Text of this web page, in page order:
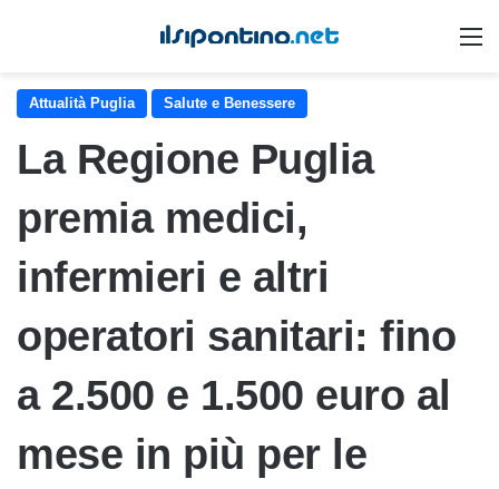
Attualità Puglia Salute e Benessere
La Regione Puglia
premia medici,
infermieri e altri
operatori sanitari: fino
a 2.500 e 1.500 euro al
mese in più per le